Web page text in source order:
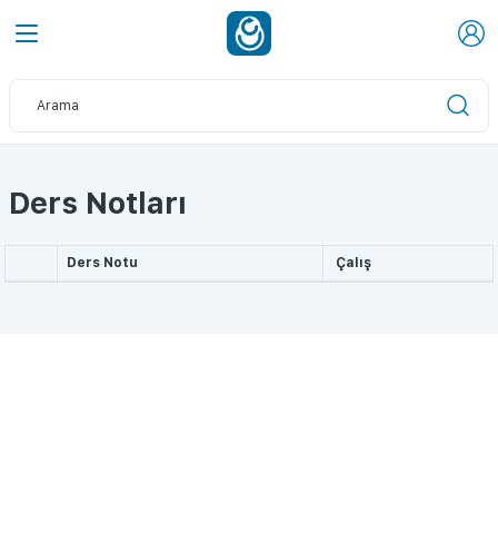
Ders Notları
Ders Notu Çalış